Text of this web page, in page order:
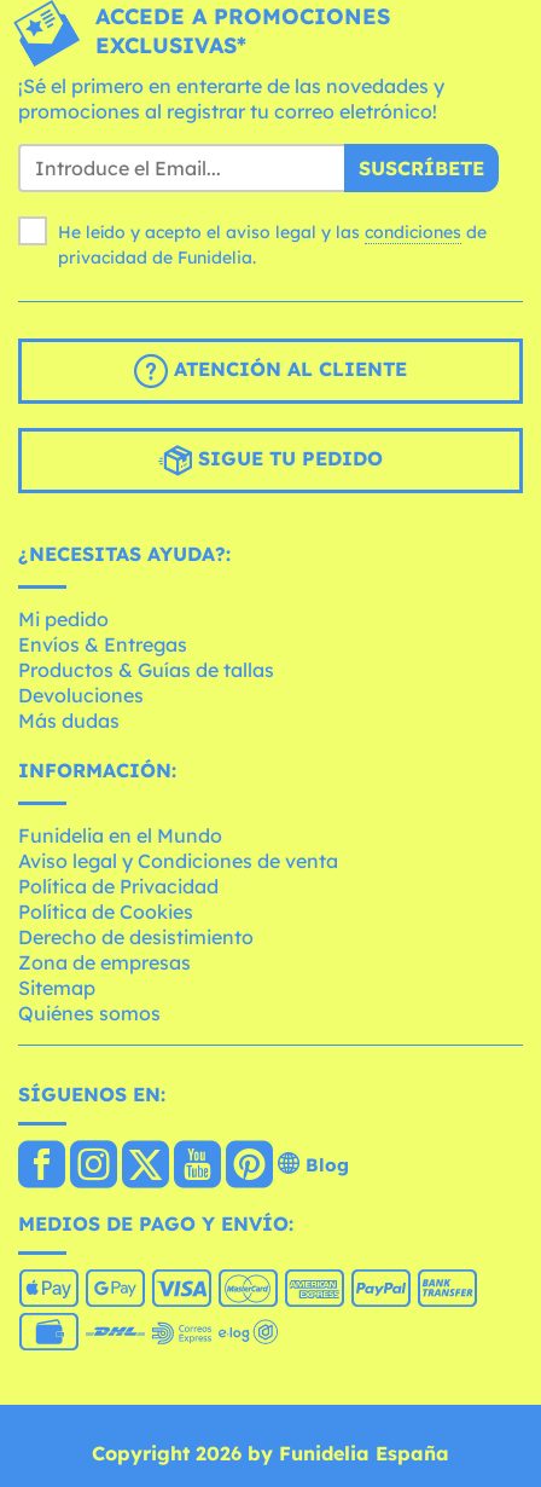
ACCEDE A PROMOCIONES
EXCLUSIVAS*
¡Sé el primero en enterarte de las novedades y
promociones al registrar tu correo eletrónico!
SUSCRÍBETE
He leído y acepto el aviso legal y las condiciones
privacidad de Funidelia.
ATENCIÓN AL CLIENTE
SIGUE TU PEDIDO
¿NECESITAS AYUDA?:
Mi pedido
Envíos & Entregas
Productos & Guías de tallas
Devoluciones
Más dudas
INFORMACIÓN:
Funidelia en el Mundo
Aviso legal y Condiciones de venta
Política de Privacidad
Política de Cookies
Derecho de desistimiento
Zona de empresas
Sitemap
Quiénes somos
SÍGUENOS EN:
Blog
MEDIOS DE PAGO Y ENVÍO:
Copyright 2026 by Funidelia España